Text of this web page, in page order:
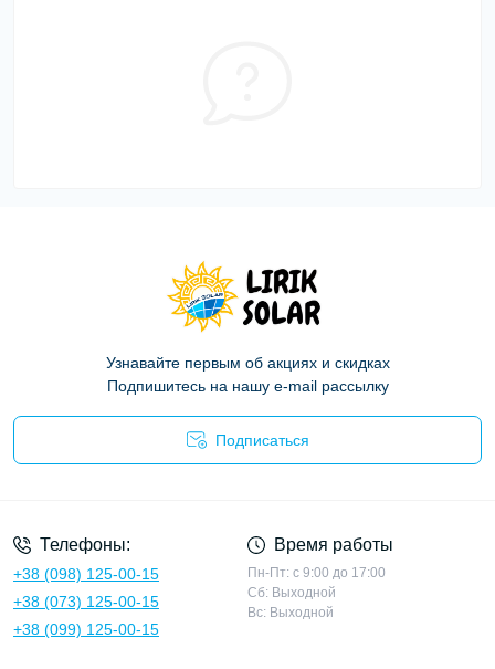
Узнавайте первым об акциях и скидках
Подпишитесь на нашу e-mail рассылку
Подписаться
Телефоны:
+38 (098) 125-00-15
+38 (073) 125-00-15
+38 (099) 125-00-15
Время работы
Пн-Пт: с 9:00 до 17:00
Сб: Выходной
Вс: Выходной